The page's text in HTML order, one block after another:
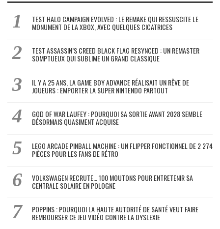
TEST HALO CAMPAIGN EVOLVED : LE REMAKE QUI RESSUSCITE LE
MONUMENT DE LA XBOX, AVEC QUELQUES CICATRICES
TEST ASSASSIN’S CREED BLACK FLAG RESYNCED : UN REMASTER
SOMPTUEUX QUI SUBLIME UN GRAND CLASSIQUE
IL Y A 25 ANS, LA GAME BOY ADVANCE RÉALISAIT UN RÊVE DE
JOUEURS : EMPORTER LA SUPER NINTENDO PARTOUT
GOD OF WAR LAUFEY : POURQUOI SA SORTIE AVANT 2028 SEMBLE
DÉSORMAIS QUASIMENT ACQUISE
LEGO ARCADE PINBALL MACHINE : UN FLIPPER FONCTIONNEL DE 2 274
PIÈCES POUR LES FANS DE RÉTRO
VOLKSWAGEN RECRUTE… 100 MOUTONS POUR ENTRETENIR SA
CENTRALE SOLAIRE EN POLOGNE
POPPINS : POURQUOI LA HAUTE AUTORITÉ DE SANTÉ VEUT FAIRE
REMBOURSER CE JEU VIDÉO CONTRE LA DYSLEXIE